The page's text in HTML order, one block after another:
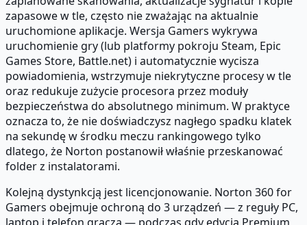
zapasowe w tle, często nie zważając na aktualnie
uruchomione aplikacje. Wersja Gamers wykrywa
uruchomienie gry (lub platformy pokroju Steam, Epic
Games Store, Battle.net) i automatycznie wycisza
powiadomienia, wstrzymuje niekrytyczne procesy w tle
oraz redukuje zużycie procesora przez moduły
bezpieczeństwa do absolutnego minimum. W praktyce
oznacza to, że nie doświadczysz nagłego spadku klatek
na sekundę w środku meczu rankingowego tylko
dlatego, że Norton postanowił właśnie przeskanować
folder z instalatorami.
Kolejną dystynkcją jest licencjonowanie. Norton 360 for
Gamers obejmuje ochroną do 3 urządzeń — z reguły PC,